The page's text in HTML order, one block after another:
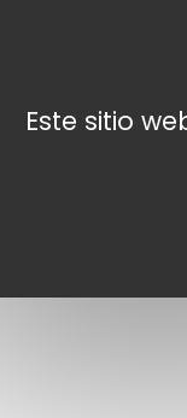
acceder a
y no t...
Este sitio